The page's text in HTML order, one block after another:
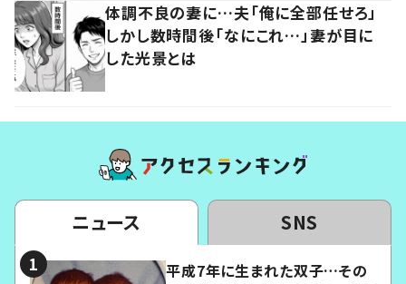
体調不良の妻に…夫「俺に全部任せろ」
しかし数時間後「なにこれ…」妻が目に
した光景とは
ニュース SNS
平成7年に生まれた双子…その